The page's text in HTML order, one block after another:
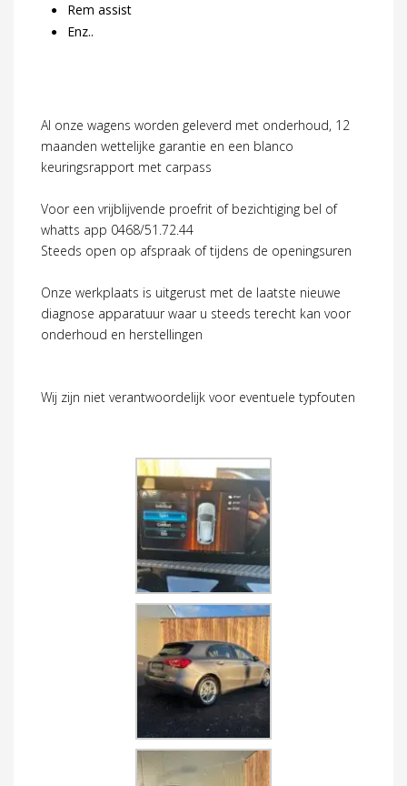
Rem assist
Enz..
Al onze wagens worden geleverd met onderhoud, 12
maanden wettelijke garantie en een blanco
keuringsrapport met carpass
Voor een vrijblijvende proefrit of bezichtiging bel of
whatts app 0468/51.72.44
Steeds open op afspraak of tijdens de openingsuren
Onze werkplaats is uitgerust met de laatste nieuwe
diagnose apparatuur waar u steeds terecht kan voor
onderhoud en herstellingen
Wij zijn niet verantwoordelijk voor eventuele typfouten